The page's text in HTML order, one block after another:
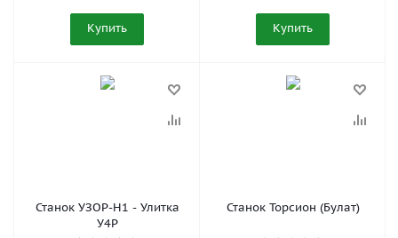
Купить Купить
Станок УЗОР-Н1 - Улитка
У4Р
Станок Торсион (Булат)